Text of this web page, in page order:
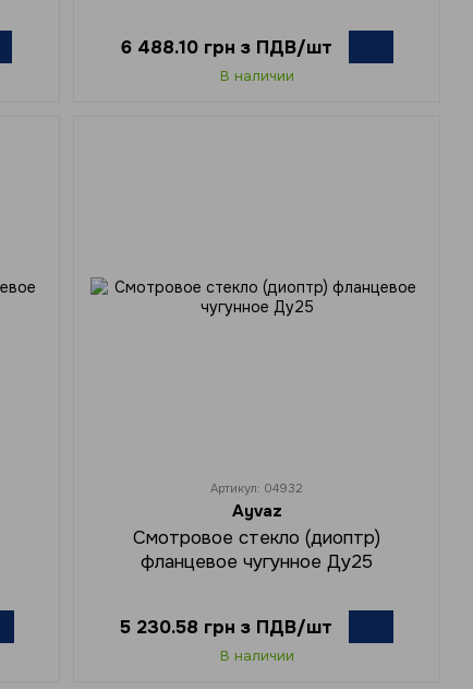
6 488.10 грн з ПДВ/шт
В наличии
Артикул: 04932
Ayvaz
Смотровое стекло (диоптр)
фланцевое чугунное Ду25
5 230.58 грн з ПДВ/шт
В наличии